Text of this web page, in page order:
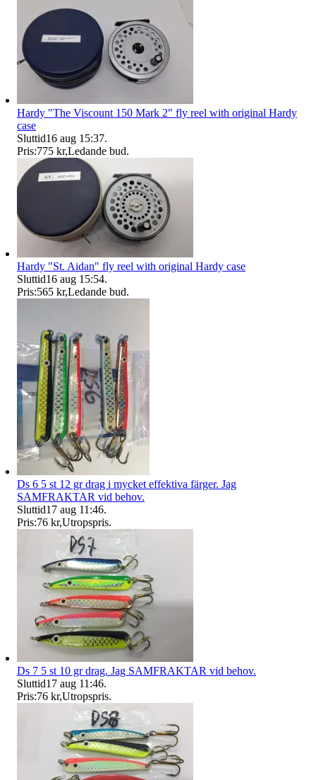
Hardy "The Viscount 150 Mark 2" fly reel with original Hardy
case
Sluttid16 aug 15:37.
Pris:775 kr,Ledande bud.
Hardy "St. Aidan" fly reel with original Hardy case
Sluttid16 aug 15:54.
Pris:565 kr,Ledande bud.
Ds 6 5 st 12 gr drag i mycket effektiva färger. Jag
SAMFRAKTAR vid behov.
Sluttid17 aug 11:46.
Pris:76 kr,Utropspris.
Ds 7 5 st 10 gr drag. Jag SAMFRAKTAR vid behov.
Sluttid17 aug 11:46.
Pris:76 kr,Utropspris.